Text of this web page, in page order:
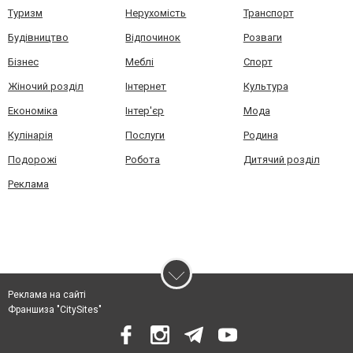
Туризм Нерухомість Транспорт
Будівництво Відпочинок Розваги
Бізнес Меблі Спорт
Жіночий розділ Інтернет Культура
Економіка Інтер'єр Мода
Кулінарія Послуги Родина
Подорожі Робота Дитячий розділ
Реклама
Реклама на сайті
Франшиза "CitySites"